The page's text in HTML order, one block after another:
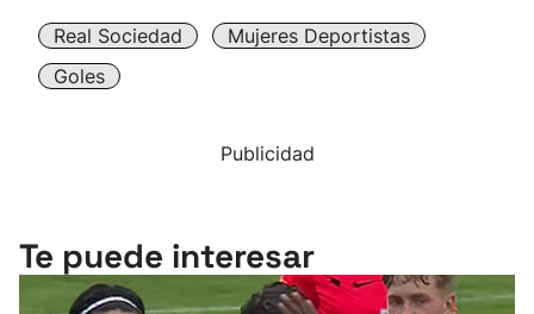
Real Sociedad
Mujeres Deportistas
Goles
Publicidad
Te puede interesar